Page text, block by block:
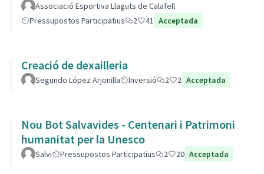
Associació Esportiva Llaguts de Calafell
Pressupostos Participatius
2 41 Acceptada
Creació de dexailleria
Segundo López Arjonilla Inversió 2 2 Acceptada
Nou Bot Salvavides - Centenari i Patrimoni
humanitat per la Unesco
Salvi Pressupostos Participatius 2 20 Acceptada